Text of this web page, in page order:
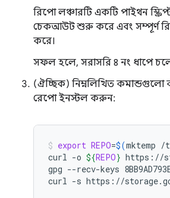
রিপো লঞ্চারটি একটি পাইথন
চেকআউট শুরু করে এবং সম্পূর্ণ
করে।
সফল হলে, সরাসরি ৪ নং ধাপে
(ঐচ্ছিক) নিম্নলিখিত কমান্ডগুলো
রেপো ইনস্টল করুন:
export REPO=$(mktemp /
curl -o ${REPO} https://
gpg --recv-keys
curl -s https://